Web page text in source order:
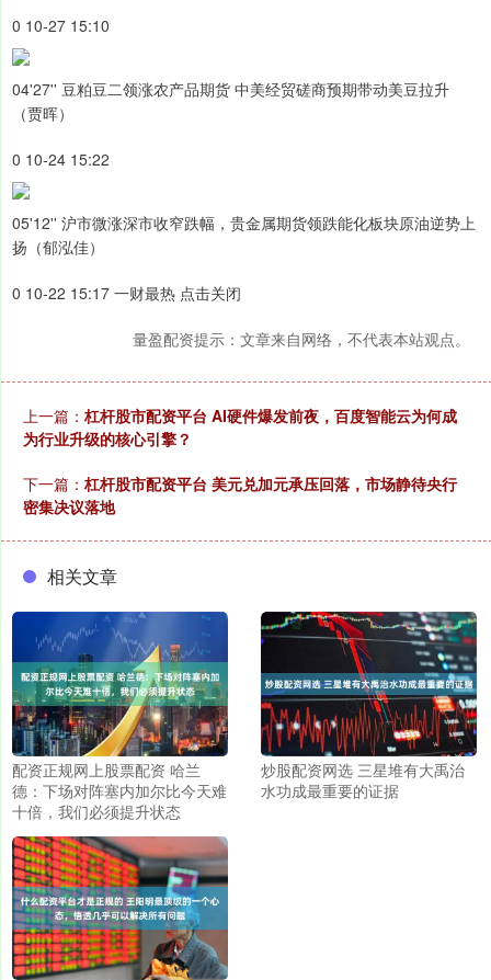
0 10-27 15:10
04'27'' 豆粕豆二领涨农产品期货 中美经贸磋商预期带动美豆拉升
（贾晖）
0 10-24 15:22
05'12'' 沪市微涨深市收窄跌幅，贵金属期货领跌能化板块原油逆势上
扬（郁泓佳）
0 10-22 15:17 一财最热 点击关闭
量盈配资提示：文章来自网络，不代表本站观点。
上一篇： 杠杆股市配资平台 AI硬件爆发前夜，百度智能云为何成
为行业升级的核心引擎？
下一篇： 杠杆股市配资平台 美元兑加元承压回落，市场静待央行
密集决议落地
相关文章
配资正规网上股票配资 哈兰
德：下场对阵塞内加尔比今天难
十倍，我们必须提升状态
炒股配资网选 三星堆有大禹治
水功成最重要的证据